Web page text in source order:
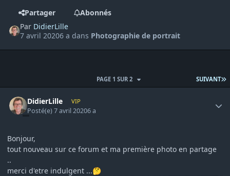
Partager
Abonnés
Par DidierLille
7 avril 20206 a dans Photographie de portrait
SUIVANT
PAGE 1 SUR 2
DidierLille VIP
Posté(e)7 avril 20206 a
Bonjour,
tout nouveau sur ce forum et ma première photo en partage
..
merci d'etre indulgent ...🤔